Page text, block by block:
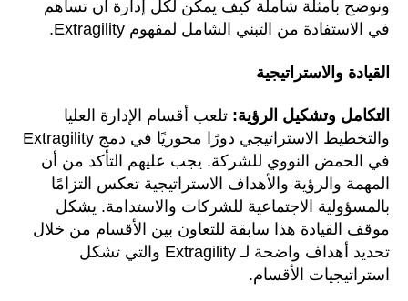
ونوضح بأمثلة شاملة كيف يمكن لكل إدارة أن تساهم
في الاستفادة من التبني الشامل لمفهوم Extragility.
القيادة والاستراتيجية
التكامل وتشكيل الرؤية: تلعب أقسام الإدارة العليا
والتخطيط الاستراتيجي دورًا محوريًا في دمج Extragility
في الحمض النووي للشركة. يجب عليهم التأكد من أن
المهمة والرؤية والأهداف الاستراتيجية تعكس التزامًا
بالمسؤولية الاجتماعية للشركات والاستدامة. يشكل
موقف القيادة هذا سابقة للتعاون بين الأقسام من خلال
تحديد أهداف واضحة لـ Extragility والتي تشكل
استراتيجيات الأقسام.